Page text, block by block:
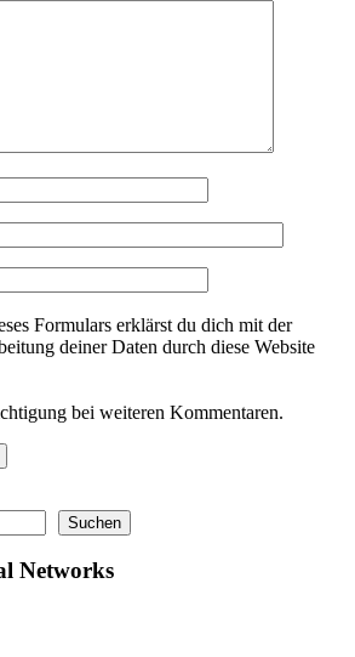
Formulars erklärst du dich mit der
deiner Daten durch diese Website
bei weiteren Kommentaren.
Suchen
Networks